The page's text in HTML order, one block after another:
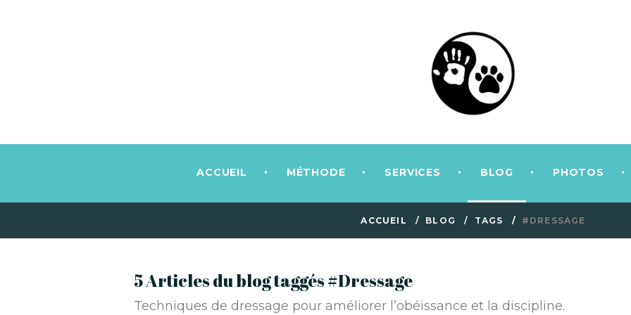
ACCUEIL MÉTHODE SERVICES BLOG PHOTOS
ACCUEIL BLOG TAGS #DRESSAGE
5 Articles du blog taggés #Dressage
Techniques de dressage pour améliorer l’obéissance et la discipline.